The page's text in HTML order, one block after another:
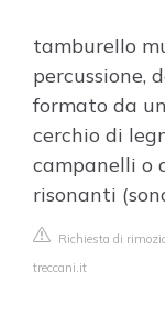
tamburello
percussione,
formato da
cerchio di
campanelli o
risonanti
Richiesta di
treccani.it